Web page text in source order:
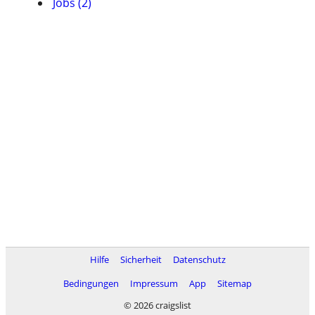
Hilfe Sicherheit
Datenschutz
Bedingungen
Impressum App
Sitemap
© 2026 craigslist